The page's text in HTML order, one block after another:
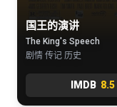
国王的演讲
The King's Speech
剧情 传记 历史
IMDB 8.5